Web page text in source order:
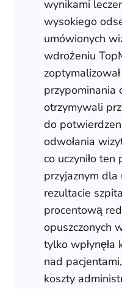
wynikami
wysokiego
umówionych
wdrożeniu
przypominania
otrzymywali
do
odwołania
co uczyniło
przyjaznym
rezultacie
procentową
opuszczonych
tylko
nad
koszty